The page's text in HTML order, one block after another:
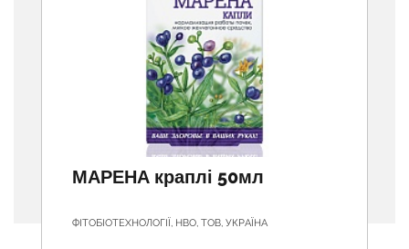
МАРЕНА краплі 50мл
ФІТОБІОТЕХНОЛОГІЇ, НВО, ТОВ, УКРАЇНА